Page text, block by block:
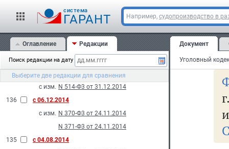
cистема
ГАРАНТ Например, судопроизводство в
Оглавление Редакции
Поиск редакции на дату
Выберите две редакции для сравнения
N 529-Ф3 от 31.12.2014
N 530-Ф3 от 31.12.2014
138
с 03.01.2015
с изм.
N 430-Ф3 от 22.12.2014
137
с 31.12.2014
с изм. N 514-Ф3 от 31.12.2014
136
с 06.12.2014
с изм. N 370-Ф3 от 24.11.2014
N 371-Ф3 от 24.11.2014
135
с 04.08.2014
Документ